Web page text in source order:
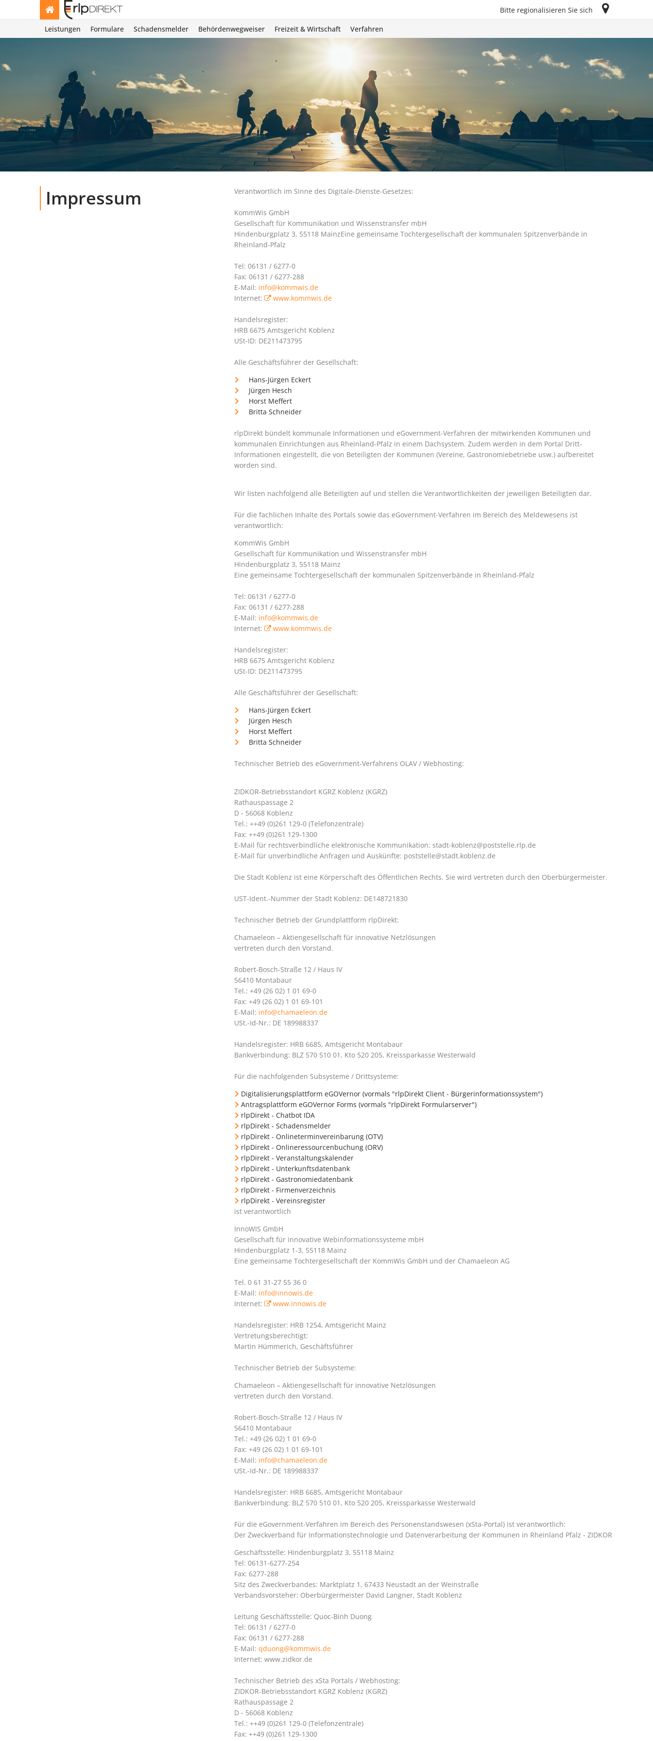
Bitte regionalisieren Sie sich
Leistungen Formulare Schadensmelder Behördenwegweiser
Freizeit & Wirtschaft
Gastronomie
Firmenverzeichnis
Vereine
Verfahren
Impressum Verantwortlich im Sinne des Digitale-Dienste-Gesetzes:
KommWis GmbH
Gesellschaft für Kommunikation und Wissenstransfer mbH
Hindenburgplatz 3, 55118 MainzEine gemeinsame Tochtergesellschaft der kommunalen Spitzenverbände in
Rheinland-Pfalz
Tel: 06131 / 6277-0
Fax: 06131 / 6277-288
E-Mail: info@kommwis.de
Internet:
www.kommwis.de
Handelsregister:
HRB 6675 Amtsgericht Koblenz
USt-ID: DE211473795
Alle Geschäftsführer der Gesellschaft:
Hans-Jürgen Eckert
Jürgen Hesch
Horst Meffert
Britta Schneider
rlpDirekt bündelt kommunale Informationen und eGovernment-Verfahren der mitwirkenden Kommunen und
kommunalen Einrichtungen aus Rheinland-Pfalz in einem Dachsystem. Zudem werden in dem Portal Dritt-
Informationen eingestellt, die von Beteiligten der Kommunen (Vereine, Gastronomiebetriebe usw.) aufbereitet
worden sind.
Wir listen nachfolgend alle Beteiligten auf und stellen die Verantwortlichkeiten der jeweiligen Beteiligten dar.
Für die fachlichen Inhalte des Portals sowie das eGovernment-Verfahren im Bereich des Meldewesens ist
verantwortlich:
KommWis GmbH
Gesellschaft für Kommunikation und Wissenstransfer mbH
Hindenburgplatz 3, 55118 Mainz
Eine gemeinsame Tochtergesellschaft der kommunalen Spitzenverbände in Rheinland-Pfalz
Tel: 06131 / 6277-0
Fax: 06131 / 6277-288
E-Mail: info@kommwis.de
Internet:
www.kommwis.de
Handelsregister:
HRB 6675 Amtsgericht Koblenz
USt-ID: DE211473795
Alle Geschäftsführer der Gesellschaft:
Hans-Jürgen Eckert
Jürgen Hesch
Horst Meffert
Britta Schneider
Technischer Betrieb des eGovernment-Verfahrens OLAV / Webhosting:
ZIDKOR-Betriebsstandort KGRZ Koblenz (KGRZ)
Rathauspassage 2
D - 56068 Koblenz
Tel.: ++49 (0)261 129-0 (Telefonzentrale)
Fax: ++49 (0)261 129-1300
E-Mail für rechtsverbindliche elektronische Kommunikation: stadt-koblenz@poststelle.rlp.de
E-Mail für unverbindliche Anfragen und Auskünfte: poststelle@stadt.koblenz.de
Die Stadt Koblenz ist eine Körperschaft des Öffentlichen Rechts. Sie wird vertreten durch den Oberbürgermeister.
UST-Ident.-Nummer der Stadt Koblenz: DE148721830
Technischer Betrieb der Grundplattform rlpDirekt:
Chamaeleon – Aktiengesellschaft für innovative Netzlösungen
vertreten durch den Vorstand.
Robert-Bosch-Straße 12 / Haus IV
56410 Montabaur
Tel.: +49 (26 02) 1 01 69-0
Fax: +49 (26 02) 1 01 69-101
E-Mail: info@chamaeleon.de
USt.-Id-Nr.: DE 189988337
Handelsregister: HRB 6685, Amtsgericht Montabaur
Bankverbindung: BLZ 570 510 01, Kto 520 205, Kreissparkasse Westerwald
Für die nachfolgenden Subsysteme / Drittsysteme:
Digitalisierungsplattform eGOVernor (vormals "rlpDirekt Client - Bürgerinformationssystem")
Antragsplattform eGOVernor Forms (vormals "rlpDirekt Formularserver")
rlpDirekt - Chatbot IDA
rlpDirekt - Schadensmelder
rlpDirekt - Onlineterminvereinbarung (OTV)
rlpDirekt - Onlineressourcenbuchung (ORV)
rlpDirekt - Veranstaltungskalender
rlpDirekt - Unterkunftsdatenbank
rlpDirekt - Gastronomiedatenbank
rlpDirekt - Firmenverzeichnis
rlpDirekt - Vereinsregister
ist verantwortlich
InnoWIS GmbH
Gesellschaft für innovative Webinformationssysteme mbH
Hindenburgplatz 1-3, 55118 Mainz
Eine gemeinsame Tochtergesellschaft der KommWis GmbH und der Chamaeleon AG
Tel. 0 61 31-27 55 36 0
E-Mail: info@innowis.de
Internet:
www.innowis.de
Handelsregister: HRB 1254, Amtsgericht Mainz
Vertretungsberechtigt:
Martin Hümmerich, Geschäftsführer
Technischer Betrieb der Subsysteme:
Chamaeleon – Aktiengesellschaft für innovative Netzlösungen
vertreten durch den Vorstand.
Robert-Bosch-Straße 12 / Haus IV
56410 Montabaur
Tel.: +49 (26 02) 1 01 69-0
Fax: +49 (26 02) 1 01 69-101
E-Mail: info@chamaeleon.de
USt.-Id-Nr.: DE 189988337
Handelsregister: HRB 6685, Amtsgericht Montabaur
Bankverbindung: BLZ 570 510 01, Kto 520 205, Kreissparkasse Westerwald
Für die eGovernment-Verfahren im Bereich des Personenstandswesen (xSta-Portal) ist verantwortlich:
Der Zweckverband für Informationstechnologie und Datenverarbeitung der Kommunen in Rheinland Pfalz - ZIDKOR
Geschäftsstelle: Hindenburgplatz 3, 55118 Mainz
Tel: 06131-6277-254
Fax: 6277-288
Sitz des Zweckverbandes: Marktplatz 1, 67433 Neustadt an der Weinstraße
Verbandsvorsteher: Oberbürgermeister David Langner, Stadt Koblenz
Leitung Geschäftsstelle: Quoc-Binh Duong
Tel: 06131 / 6277-0
Fax: 06131 / 6277-288
E-Mail: qduong@kommwis.de
Internet: www.zidkor.de
Technischer Betrieb des xSta Portals / Webhosting:
ZIDKOR-Betriebsstandort KGRZ Koblenz (KGRZ)
Rathauspassage 2
D - 56068 Koblenz
Tel.: ++49 (0)261 129-0 (Telefonzentrale)
Fax: ++49 (0)261 129-1300